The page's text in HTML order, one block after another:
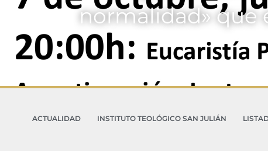
normalidad» que
ACTUALIDAD INSTITUTO TEOLÓGICO SAN JULIÁN